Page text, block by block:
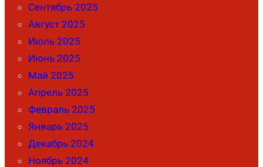
Сентябрь 2025
Август 2025
Июль 2025
Июнь 2025
Май 2025
Апрель 2025
Февраль 2025
Январь 2025
Декабрь 2024
Ноябрь 2024